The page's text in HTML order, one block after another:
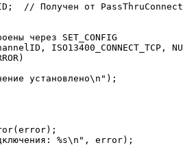
// Получен от PassThruConnect
через SET_CONFIG
ISO13400_CONNECT_TCP,
установлено\n");
%s\n", error);